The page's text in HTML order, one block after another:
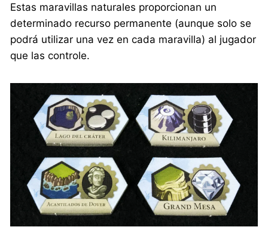
Estas maravillas naturales proporcionan un
determinado recurso permanente (aunque solo se
podrá utilizar una vez en cada maravilla) al jugador
que las controle.